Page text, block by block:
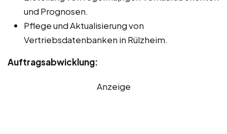
und Prognosen.
Pflege und Aktualisierung von
Vertriebsdatenbanken in Rülzheim.
Auftragsabwicklung:
Anzeige